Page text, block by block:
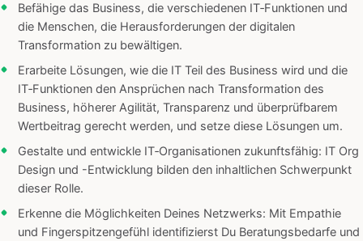
Befähige das Business, die verschiedenen IT‑Funktionen und
die Menschen, die Herausforderungen der digitalen
Transformation zu bewältigen.
Erarbeite Lösungen, wie die IT Teil des Business wird und die
IT‑Funktionen den Ansprüchen nach Transformation des
Business, höherer Agilität, Transparenz und überprüfbarem
Wertbeitrag gerecht werden, und setze diese Lösungen um.
Gestalte und entwickle IT‑Organisationen zukunftsfähig: IT Org
Design und -Entwicklung bilden den inhaltlichen Schwerpunkt
dieser Rolle.
Erkenne die Möglichkeiten Deines Netzwerks: Mit Empathie
und Fingerspitzengefühl identifizierst Du Beratungsbedarfe und